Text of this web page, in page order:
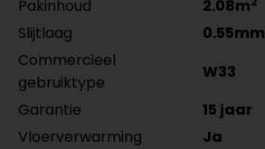
Pakinhoud
2.08m
Slijtlaag
0.55mm
Commercieel
gebruiktype
W33
Garantie
15 jaar
Vloerverwarming
Ja